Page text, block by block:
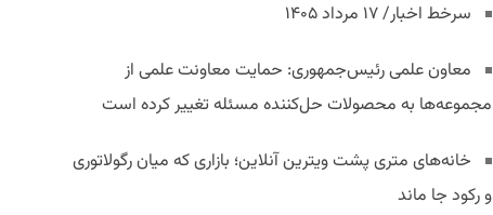
سرخط اخبار/ ۱۷ مرداد ۱۴۰۵
معاون علمی رئیس‌جمهوری: حمایت معاونت علمی از
مجموعه‌ها به محصولات حل‌کننده مسئله تغییر کرده است
خانه‌های متری پشت ویترین آنلاین؛ بازاری که میان رگولاتوری
و رکود جا ماند